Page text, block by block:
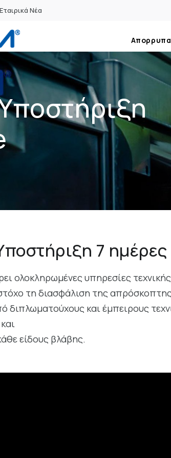
Εταιρικά Νέα
7
ολοκληρωμένες υπηρεσίες
τη διασφάλιση της
διπλωματούχους και έμπειρους
είδους βλάβης.